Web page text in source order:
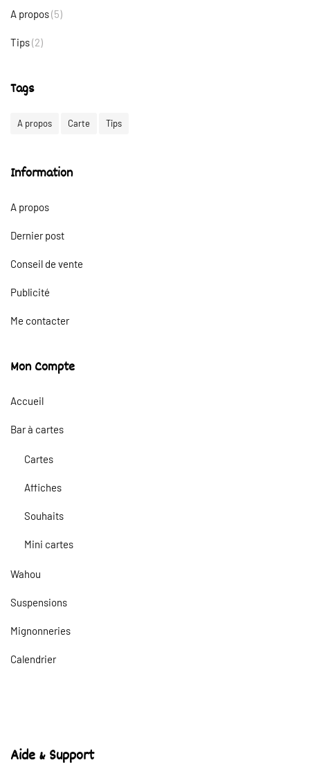
A propos(5)
Tips(2)
Tags
A propos Carte Tips
Information
A propos
Dernier post
Conseil de vente
Publicité
Me contacter
Mon Compte
Accueil
Bar à cartes
Cartes
Affiches
Souhaits
Mini cartes
Wahou
Suspensions
Mignonneries
Calendrier
Aide & Support